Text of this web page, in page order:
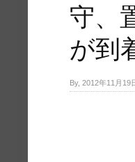
守、
が到
By, 2012年11月19